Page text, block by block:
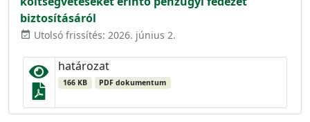
biztosításáról
event_available Utolsó frissítés: 2026. június 2.
határozat
166 KB PDF dokumentum